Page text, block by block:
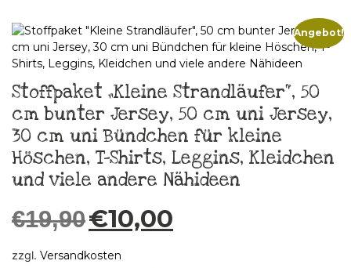
Angebot!
Stoffpaket „Kleine Strandläufer“, 50
cm bunter Jersey, 50 cm uni Jersey,
30 cm uni Bündchen für kleine
Höschen, T-Shirts, Leggins, Kleidchen
und viele andere Nähideen
€19,90€10,00
zzgl. Versandkosten